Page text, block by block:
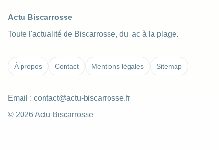
Actu Biscarrosse
Toute l'actualité de Biscarrosse, du lac à la plage.
À propos Contact Mentions légales Sitemap
Email : contact@actu-biscarrosse.fr
© 2026 Actu Biscarrosse